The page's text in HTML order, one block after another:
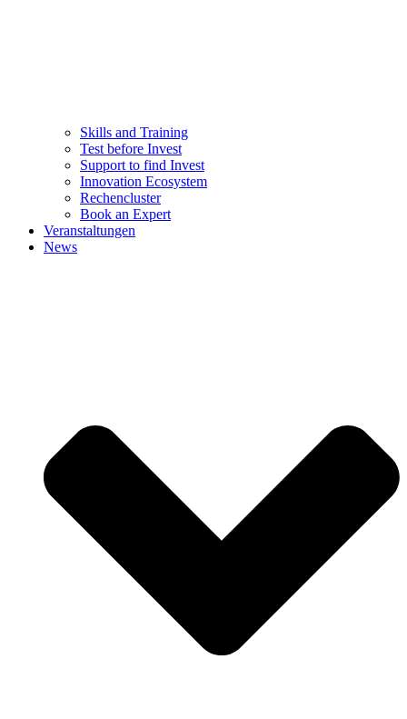
Skills and Training
Test before Invest
Support to find Invest
Innovation Ecosystem
Rechencluster​
Book an Expert
Veranstaltungen
News